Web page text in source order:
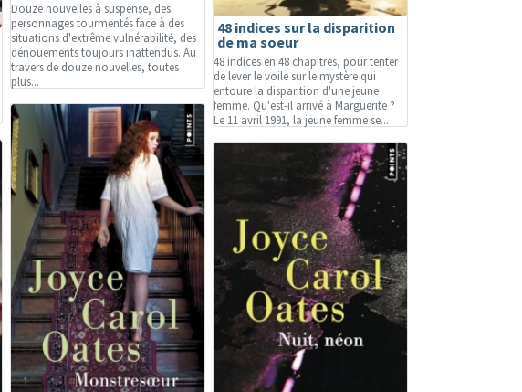
Douze nouvelles à suspense, des
personnages tourmentés face à des
situations d'extrême vulnérabilité, des
dénouements toujours inattendus. Au
travers de douze nouvelles, toutes
plus...
48 indices sur la disparition
de ma soeur
48 indices en 48 chapitres, pour tenter
de lever le voile sur le mystère qui
entoure la disparition d'une jeune
femme. Qu'est-il arrivé à Marguerite ?
Le 11 avril 1991, la jeune femme se...